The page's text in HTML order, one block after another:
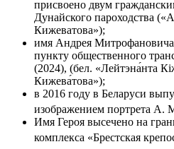
присвоено двум
Дунайского пароходства
Кижеватова»);
имя Андрея
пункту общественного
(2024), (бел. «Лейтэна́нта
Кижева́това»);
в 2016 году в Беларуси
изображением портрета А.
Имя Героя высечено на
комплекса «Брестская